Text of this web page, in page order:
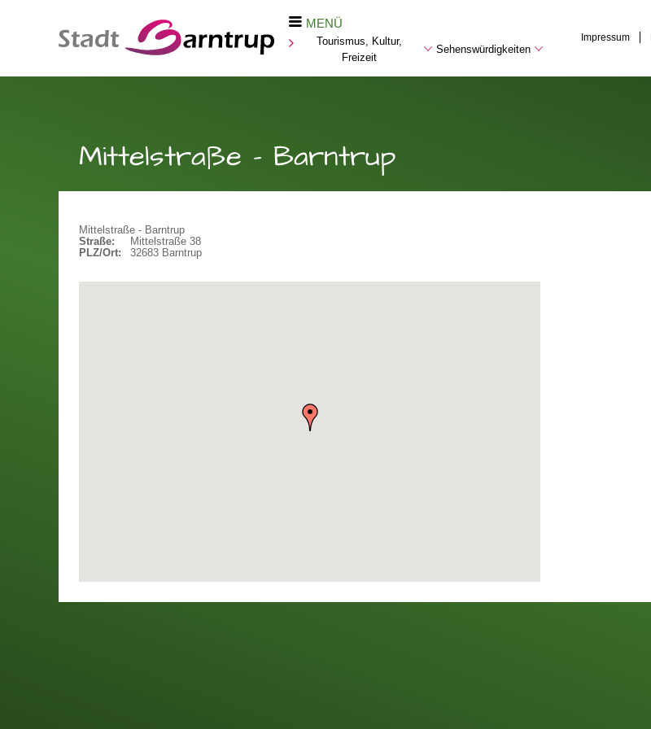
MENÜ
Tourismus, Kultur,
Freizeit
Sehenswürdigkeiten
Impressum
Mittelstraße - Barntrup
Mittelstraße - Barntrup
Straße:
Mittelstraße 38
PLZ/Ort:
32683 Barntrup